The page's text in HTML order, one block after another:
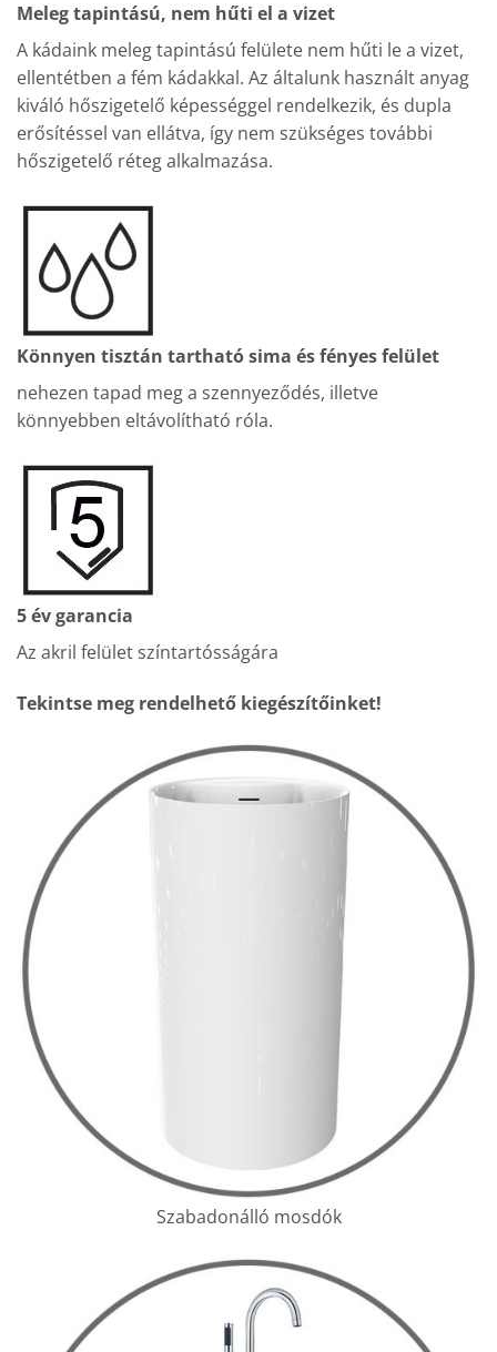
Meleg tapintású, nem hűti el a vizet
A kádaink meleg tapintású felülete nem hűti le a vizet,
ellentétben a fém kádakkal. Az általunk használt anyag
kiváló hőszigetelő képességgel rendelkezik, és dupla
erősítéssel van ellátva, így nem szükséges további
hőszigetelő réteg alkalmazása.
Könnyen tisztán tartható sima és fényes felület
nehezen tapad meg a szennyeződés, illetve
könnyebben eltávolítható róla.
5 év garancia
Az akril felület színtartósságára
Tekintse meg rendelhető kiegészítőinket!
Szabadonálló mosdók